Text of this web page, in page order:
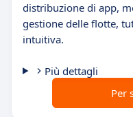
distribuzione di app,
gestione delle flotte,
intuitiva.
Più dettagli
Per